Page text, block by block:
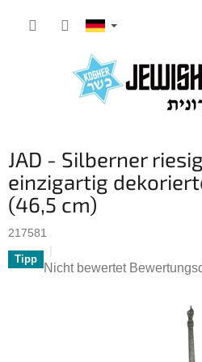
Inhalt
JAD - Silberner
einzigartig
(46,5 cm)
217581
Tipp
Die
Nicht bewertet